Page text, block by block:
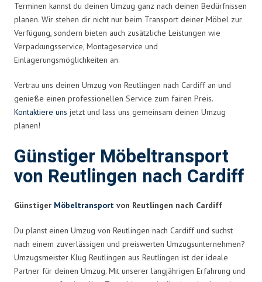
Terminen kannst du deinen Umzug ganz nach deinen Bedürfnissen
planen. Wir stehen dir nicht nur beim Transport deiner Möbel zur
Verfügung, sondern bieten auch zusätzliche Leistungen wie
Verpackungsservice, Montageservice und
Einlagerungsmöglichkeiten an.
Vertrau uns deinen Umzug von Reutlingen nach Cardiff an und
genieße einen professionellen Service zum fairen Preis.
Kontaktiere uns jetzt und lass uns gemeinsam deinen Umzug
planen!
Günstiger Möbeltransport
von Reutlingen nach Cardiff
Günstiger Möbeltransport von Reutlingen nach Cardiff
Du planst einen Umzug von Reutlingen nach Cardiff und suchst
nach einem zuverlässigen und preiswerten Umzugsunternehmen?
Umzugsmeister Klug Reutlingen aus Reutlingen ist der ideale
Partner für deinen Umzug. Mit unserer langjährigen Erfahrung und